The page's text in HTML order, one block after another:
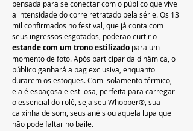
pensada para se conectar com o público que vive
a intensidade do corre retratado pela série. Os 13
mil confirmados no festival, que já conta com
seus ingressos esgotados, poderão curtir o
estande com um trono estilizado para um
momento de foto. Após participar da dinâmica, o
público ganhará a bag exclusiva, enquanto
durarem os estoques. Com isolamento térmico,
ela é espaçosa e estilosa, perfeita para carregar
o essencial do rolê, seja seu Whopper®, sua
caixinha de som, seus anéis ou aquela lupa que
não pode faltar no baile.